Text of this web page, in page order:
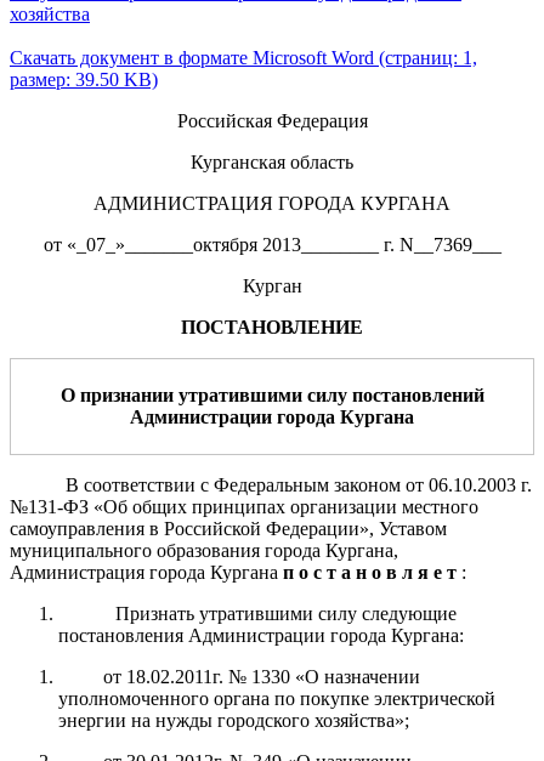
хозяйства
Скачать документ в формате Microsoft Word (страниц: 1,
размер: 39.50 KB)
Российская Федерация
Курганская область
АДМИНИСТРАЦИЯ ГОРОДА КУРГАНА
от «_07_»_______октября 2013________ г. N__7369___
Курган
ПОСТАНОВЛЕНИЕ
О признании утратившимисилу постановлений
Администрации города Кургана
В соответствии с Федеральным законом от 06.10.2003 г.
№131-ФЗ «Об общих принципах организации местного
самоуправления в Российской Федерации», Уставом
муниципального образования города Кургана,
Администрация города Кургана п о с т а н о в л я е т :
Признать утратившими силуследующие
постановления Администрации города Кургана:
от 18.02.2011г. № 1330 «О назначении
уполномоченного органа по покупке электрической
энергии на нужды городского хозяйства»;